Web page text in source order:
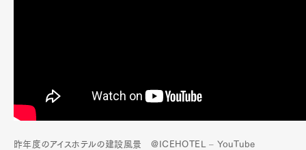
昨年度のアイスホテルの建設風景 @ICEHOTEL – YouTube